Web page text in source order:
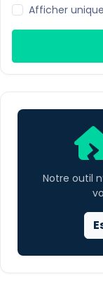
Afficher
Notre outil